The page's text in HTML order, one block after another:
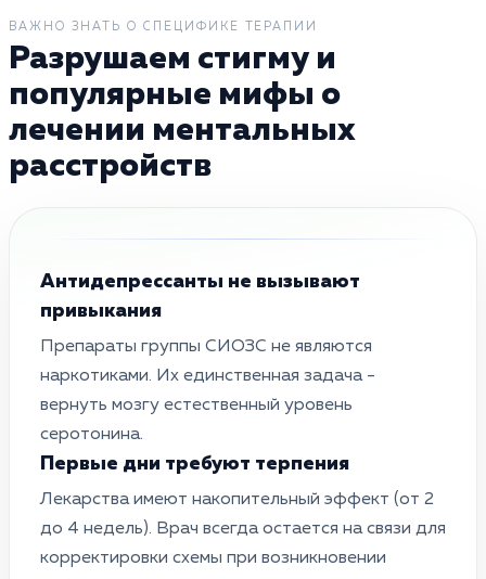
ВАЖНО ЗНАТЬ О СПЕЦИФИКЕ ТЕРАПИИ
Разрушаем стигму и
популярные мифы о
лечении ментальных
расстройств
Антидепрессанты не вызывают
привыкания
Препараты группы СИОЗС не являются
наркотиками. Их единственная задача -
вернуть мозгу естественный уровень
серотонина.
Первые дни требуют терпения
Лекарства имеют накопительный эффект (от 2
до 4 недель). Врач всегда остается на связи для
корректировки схемы при возникновении